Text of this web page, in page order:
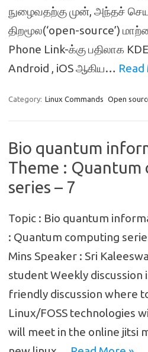
நுழைவதற்கு முன், அந்தச்
திறமூல(‘open-source’)
Phone Link-க்கு பதிலாக
Android , iOS ஆகிய… Read
Category: Linux Commands Open
Bio quantum
Theme : Quantum
series – 7
Topic : Bio quantum
: Quantum computing
Mins Speaker : Sri
student Weekly discussion
friendly discussion where
Linux/FOSS technologies
will meet in the online jitsi